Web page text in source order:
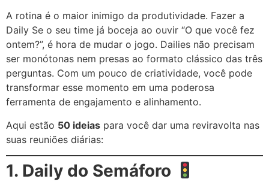
A rotina é o maior inimigo da produtividade. Fazer a
Daily Se o seu time já boceja ao ouvir “O que você fez
ontem?”, é hora de mudar o jogo. Dailies não precisam
ser monótonas nem presas ao formato clássico das três
perguntas. Com um pouco de criatividade, você pode
transformar esse momento em uma poderosa
ferramenta de engajamento e alinhamento.
Aqui estão 50 ideias para você dar uma reviravolta nas
suas reuniões diárias:
1. Daily do Semáforo